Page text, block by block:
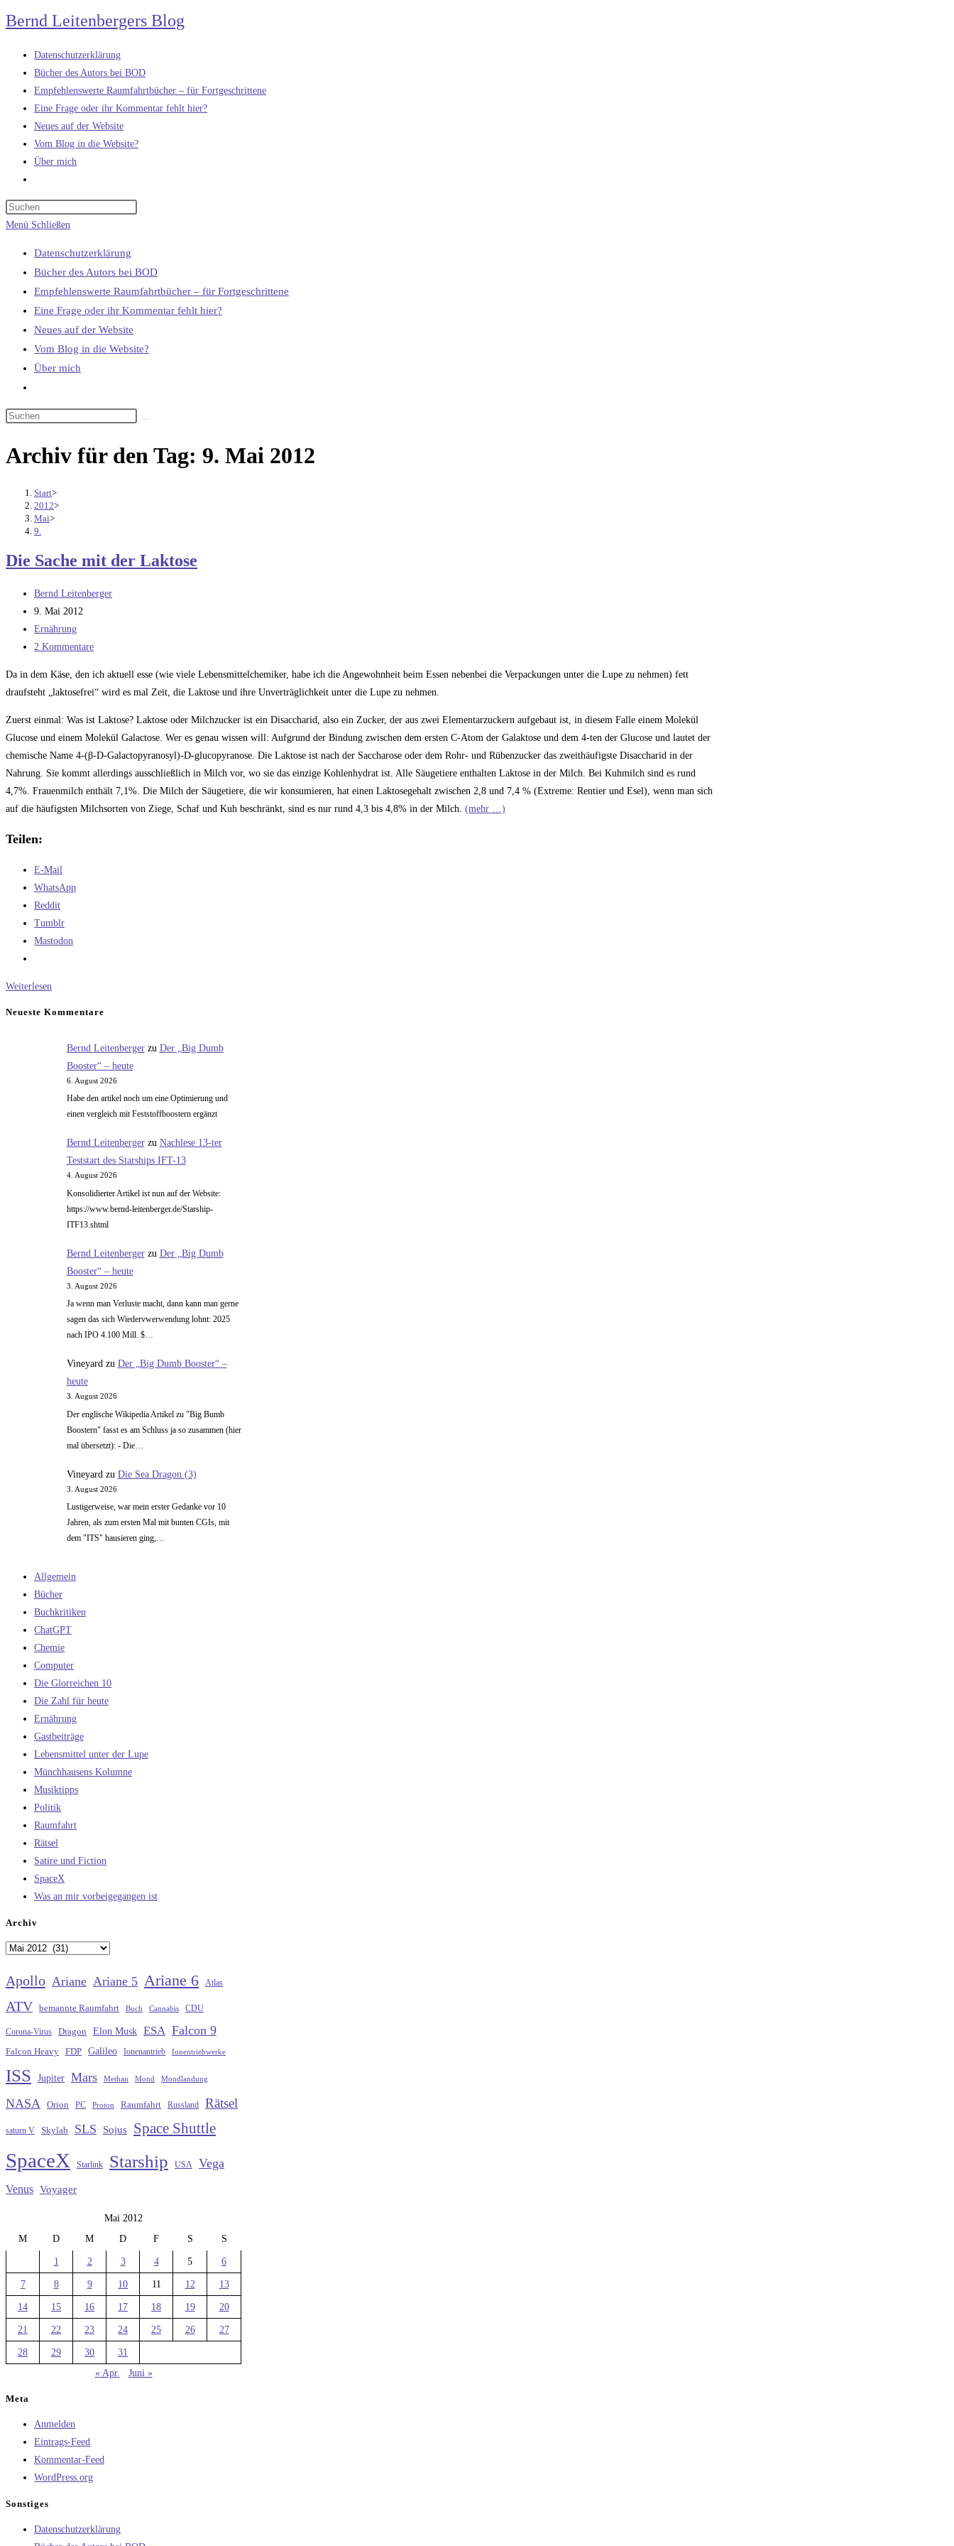
Zum
Inhalt
springen
Bernd Leitenbergers Blog
Datenschutzerklärung
Bücher des Autors bei BOD
Empfehlenswerte Raumfahrtbücher – für Fortgeschrittene
Eine Frage oder ihr Kommentar fehlt hier?
Neues auf der Website
Vom Blog in die Website?
Über mich
umschalten
Menü Schließen
Datenschutzerklärung
Bücher des Autors bei BOD
Empfehlenswerte Raumfahrtbücher – für Fortgeschrittene
Eine Frage oder ihr Kommentar fehlt hier?
Neues auf der Website
Vom Blog in die Website?
Über mich
umschalten
Archiv für den Tag: 9. Mai 2012
Start>
2012>
Mai>
9.
Die Sache mit der Laktose
Beitrags-
Autor:
Bernd Leitenberger
Beitrag
veröffentlicht:
9. Mai 2012
Beitrags-
Kategorie:
Ernährung
Beitrags-
2 Kommentare
Da in dem Käse, den ich aktuell esse (wie viele Lebensmittelchemiker, habe ich die Angewohnheit beim Essen nebenbei die Verpackungen unter die Lupe zu nehmen) fett
draufsteht „laktosefrei“ wird es mal Zeit, die Laktose und ihre Unverträglichkeit unter die Lupe zu nehmen.
Zuerst einmal: Was ist Laktose? Laktose oder Milchzucker ist ein Disaccharid, also ein Zucker, der aus zwei Elementarzuckern aufgebaut ist, in diesem Falle einem Molekül
Glucose und einem Molekül Galactose. Wer es genau wissen will: Aufgrund der Bindung zwischen dem ersten C-Atom der Galaktose und dem 4-ten der Glucose und lautet der
chemische Name 4-(β-D-Galactopyranosyl)-D-glucopyranose. Die Laktose ist nach der Saccharose oder dem Rohr- und Rübenzucker das zweithäufigste Disaccharid in der
Nahrung. Sie kommt allerdings ausschließlich in Milch vor, wo sie das einzige Kohlenhydrat ist. Alle Säugetiere enthalten Laktose in der Milch. Bei Kuhmilch sind es rund
4,7%. Frauenmilch enthält 7,1%. Die Milch der Säugetiere, die wir konsumieren, hat einen Laktosegehalt zwischen 2,8 und 7,4 % (Extreme: Rentier und Esel), wenn man sich
auf die häufigsten Milchsorten von Ziege, Schaf und Kuh beschränkt, sind es nur rund 4,3 bis 4,8% in der Milch. (mehr …)
Teilen:
E-Mail
WhatsApp
Reddit
Tumblr
Mastodon
Weiterlesen
Neueste Kommentare
Bernd Leitenbergerzu Der „Big Dumb
Booster“ – heute
6. August 2026
Habe den artikel noch um eine Optimierung und
einen vergleich mit Feststoffboostern ergänzt
Bernd Leitenbergerzu Nachlese 13-ter
Teststart des Starships IFT-13
4. August 2026
Konsolidierter Artikel ist nun auf der Website:
https://www.bernd-leitenberger.de/Starship-
ITF13.shtml
Bernd Leitenbergerzu Der „Big Dumb
Booster“ – heute
3. August 2026
Ja wenn man Verluste macht, dann kann man gerne
sagen das sich Wiedervwerwendung lohnt: 2025
nach IPO 4.100 Mill. $…
Vineyardzu Der „Big Dumb Booster“ –
heute
3. August 2026
Der englische Wikipedia Artikel zu "Big Bumb
Boostern" fasst es am Schluss ja so zusammen (hier
mal übersetzt): - Die…
Vineyard zu Die Sea Dragon (3)
3. August 2026
Lustigerweise, war mein erster Gedanke vor 10
Jahren, als zum ersten Mal mit bunten CGIs, mit
dem "ITS" hausieren ging,…
Allgemein
Bücher
Buchkritiken
ChatGPT
Chemie
Computer
Die Glorreichen 10
Die Zahl für heute
Ernährung
Gastbeiträge
Lebensmittel unter der Lupe
Münchhausens Kolumne
Musiktipps
Politik
Raumfahrt
Rätsel
Satire und Fiction
SpaceX
Was an mir vorbeigegangen ist
Archiv
Archiv
Apollo Ariane Ariane 5 Ariane 6 Atlas
ATV bemannte Raumfahrt Buch Cannabis CDU
Corona-Virus Dragon Elon Musk ESA Falcon 9
Falcon Heavy FDP Galileo Ionenantrieb Ionentriebwerke
ISS Jupiter Mars Methan Mond Mondlandung
NASA Orion PC Proton Raumfahrt Russland Rätsel
saturn V Skylab SLS Sojus Space Shuttle
SpaceX Starlink Starship USA Vega
Venus Voyager
Mai 2012
M
D M D F S S
1 2 3 4 5 6
7 8 9 10 11 12 13
14 15 16 17 18 19 20
21 22 23 24 25 26 27
28 29 30
31
« Apr.
Juni »
Meta
Anmelden
Eintrags-Feed
Kommentar-Feed
WordPress.org
Sonstiges
Datenschutzerklärung